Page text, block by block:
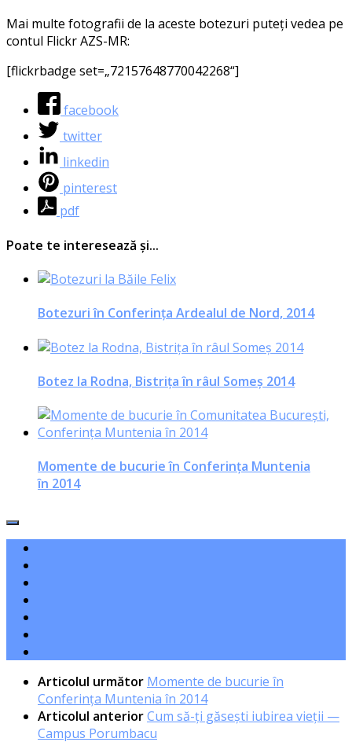
Mai mul­te foto­gra­fii de la aces­te bote­zuri puteți vedea pe
con­tul Flickr AZS-MR:
[fli­c­kr­ba­d­ge set=„72157648770042268“]
facebook
twitter
linkedin
pinterest
pdf
Poate te interesează și...
Botezuri în Conferința Ardealul de Nord, 2014
Botez la Rodna, Bistrița în râul Someș 2014
Momente de bucurie în Conferința Muntenia
în 2014
Articolul următor Momente de bucurie în
Conferința Muntenia în 2014
Articolul anteriorCum să-ți găsești iubirea vieții —
Campus Porumbacu